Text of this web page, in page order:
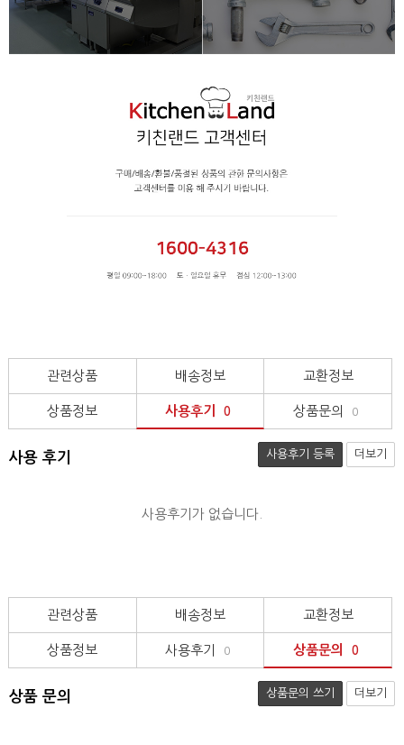
관련상품 배송정보 교환정보
상품정보 사용후기 0 상품문의 0
사용 후기 사용후기 등록 더보기
사용후기가 없습니다.
관련상품 배송정보 교환정보
상품정보 사용후기 0 상품문의 0
상품 문의 상품문의 쓰기 더보기